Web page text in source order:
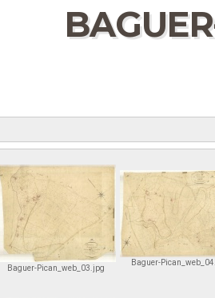
Baguer-Pican_web_03.jpg
Baguer-